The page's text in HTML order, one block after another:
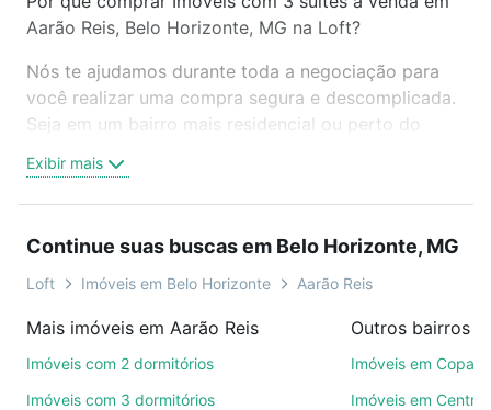
Aarão Reis, Belo Horizonte, MG na Loft?
Nós te ajudamos durante toda a negociação para
você realizar uma compra segura e descomplicada.
Seja em um bairro mais residencial ou perto do
oferta ideal de Imóveis com 3 suites à venda em
Aarão Reis, Belo Horizonte, MG para conquistar seu
videochamada, é grátis, sem compromisso e você
ainda conta com mais de 46 mil corretores e
de imóveis.
Exibir mais
Continue suas buscas em Belo Horizonte, MG
Loft Imóveis em Belo Horizonte Aarão Reis
Mais imóveis em Aarão Reis
Imóveis com 2 dormitórios
Imóveis com 3 dormitórios
Imóveis em
Imóveis em Centro